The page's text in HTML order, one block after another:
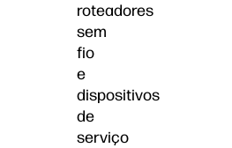
roteadores
sem
fio
e
dispositivos
de
serviço